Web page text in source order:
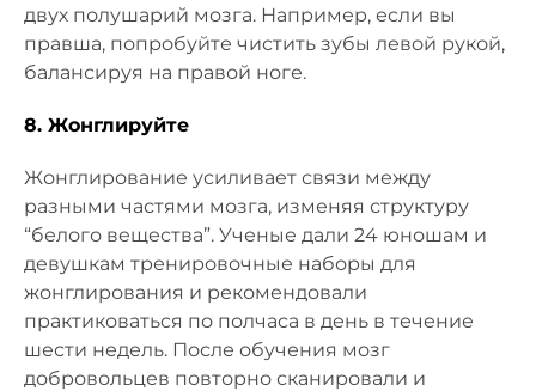
двух полушарий мозга. Например, если вы
правша, попробуйте чистить зубы левой рукой,
балансируя на правой ноге.
8. Жонглируйте
Жонглирование усиливает связи между
разными частями мозга, изменяя структуру
“белого вещества”. Ученые дали 24 юношам и
девушкам тренировочные наборы для
жонглирования и рекомендовали
практиковаться по полчаса в день в течение
шести недель. После обучения мозг
добровольцев повторно сканировали и